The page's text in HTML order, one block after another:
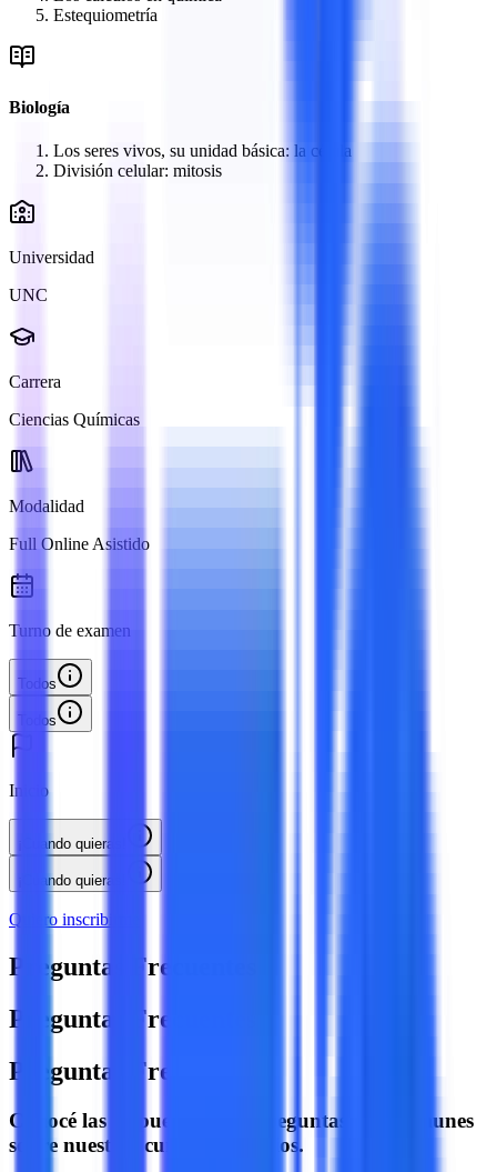
Estequiometría
Biología
Los seres vivos, su unidad básica: la célula
División celular: mitosis
Universidad
UNC
Carrera
Ciencias Químicas
Modalidad
Full Online Asistido
Turno de examen
Todos
Todos
Inicio
¡Cuando quieras!
¡Cuando quieras!
Quiero inscribirme
Preguntas Frecuentes
Preguntas Frecuentes
Preguntas Frecuentes
Conocé las respuestas a las preguntas más comunes
sobre nuestros cursos y servicios.